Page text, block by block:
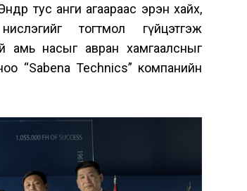
тус анги агаараас эрэн хайх,
тогтмол гүйцэтгэж
амь насыг авран хамгаалсныг
“Sabena Technics” компанийн